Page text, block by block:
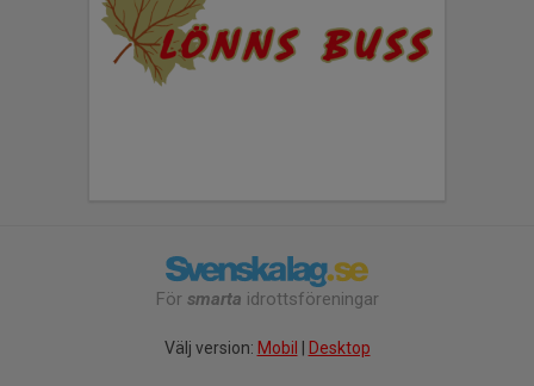
För smarta idrottsföreningar
Välj version: Mobil Desktop